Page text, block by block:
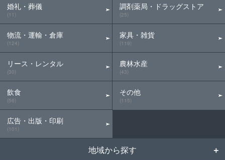
婚礼・葬儀
(11)
物流・運輸・倉庫
(124)
リース・レンタル
(30)
飲食
(56)
広告・出版・印刷
(101)
調剤薬局・ドラッグストア
(25)
家具・雑貨
(119)
農林水産
(43)
その他
(115)
地域から探す